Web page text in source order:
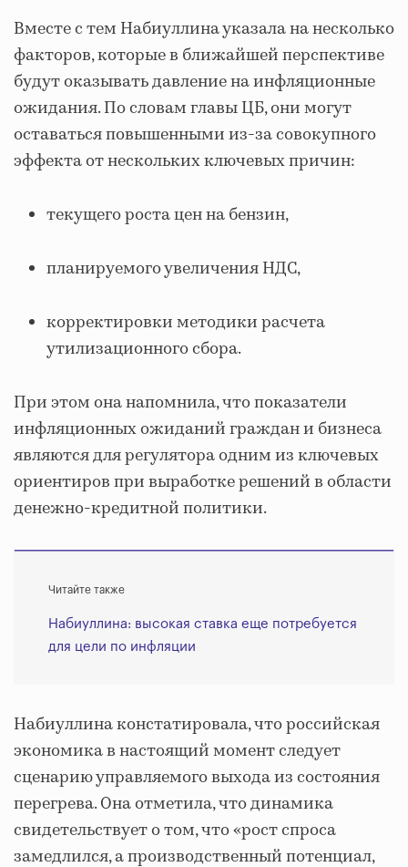
Вместе с тем Набиуллина указала на несколько
факторов, которые в ближайшей перспективе
будут оказывать давление на инфляционные
ожидания. По словам главы ЦБ, они могут
оставаться повышенными из-за совокупного
эффекта от нескольких ключевых причин:
текущего роста цен на бензин,
планируемого увеличения НДС,
корректировки методики расчета
утилизационного сбора.
При этом она напомнила, что показатели
инфляционных ожиданий граждан и бизнеса
являются для регулятора одним из ключевых
ориентиров при выработке решений в области
денежно-кредитной политики.
Читайте также
Набиуллина: высокая ставка еще потребуется
для цели по инфляции
Набиуллина констатировала, что российская
экономика в настоящий момент следует
сценарию управляемого выхода из состояния
перегрева. Она отметила, что динамика
свидетельствует о том, что «рост спроса
замедлился, а производственный потенциал,